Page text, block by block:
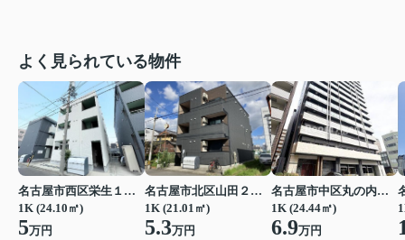
よく見られている物件
名古屋市西区栄生１丁目
1K (24.10㎡)
5万円
名古屋市北区山田２丁目
1K (21.01㎡)
5.3万円
名古屋市中区丸の内２丁目
1K (24.44㎡)
6.9万円